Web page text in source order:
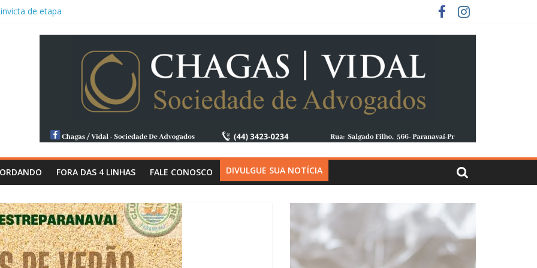
de etapa
pelo
Copa Sr.
reúnem
a partir de 10
FORA DAS 4 LINHAS FALE CONOSCO DIVULGUE SUA NOTÍCIA